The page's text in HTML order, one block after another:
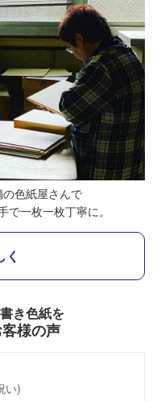
色紙屋さんで
で一枚一枚丁寧に。
く
き色紙を
様の声